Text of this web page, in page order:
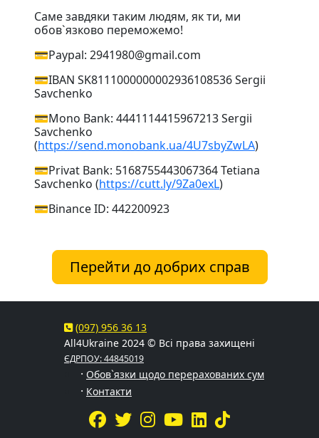
Саме завдяки таким людям, як ти, ми
обов`язково переможемо!
💳Paypal: 2941980@gmail.com
💳IBAN SK8111000000002936108536 Sergii
Savchenko
💳Mono Bank: 4441114415967213 Sergii
Savchenko
(https://send.monobank.ua/4U7sbyZwLA)
💳Privat Bank: 5168755443067364 Tetiana
Savchenko (https://cutt.ly/9Za0exL)
💳Binance ID: 442200923
Перейти до добрих справ
(097) 956 36 13
All4Ukraine 2024 © Всі права захищені
ЄДРПОУ: 44845019
· Обов`язки щодо перерахованих сум
· Контакти